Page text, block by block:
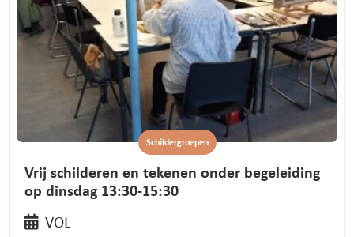
Schildergroepen
Vrij schilderen en tekenen onder begeleiding
op dinsdag 13:30-15:30
VOL